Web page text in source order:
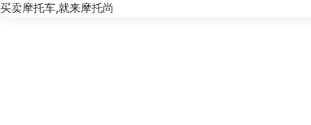
买卖摩托车,就来摩托尚